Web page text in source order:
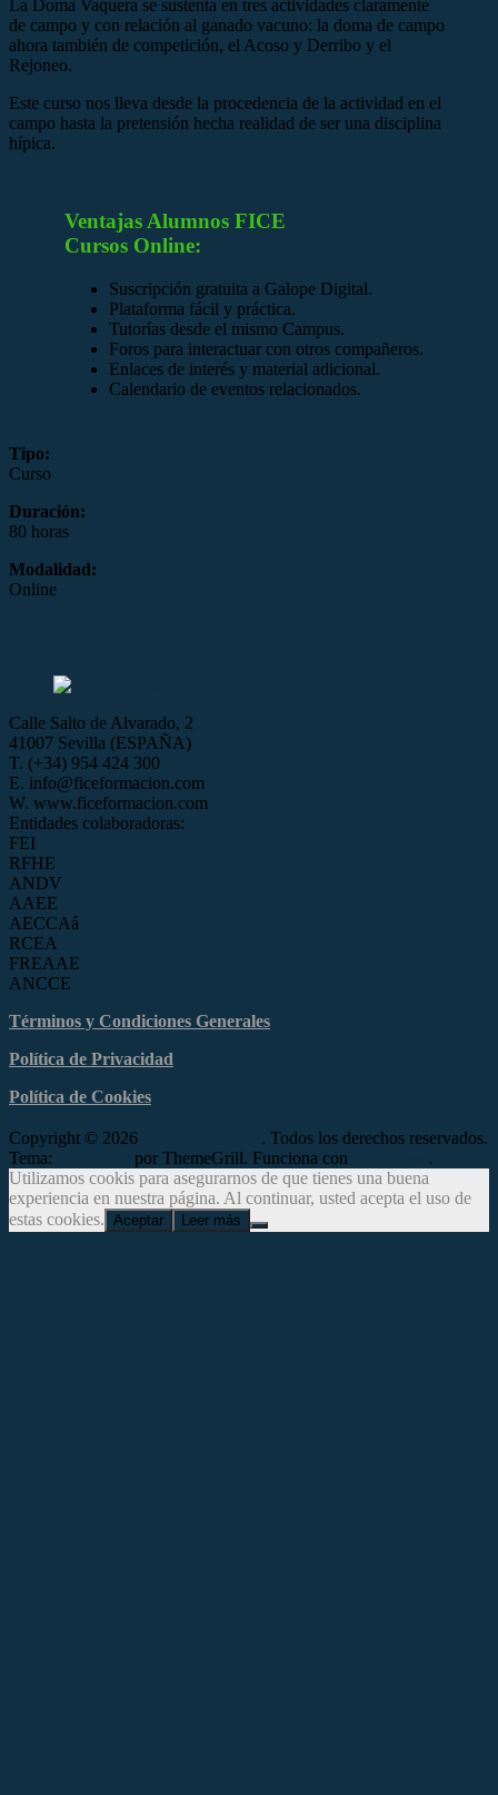
La Doma Vaquera se sustenta en tres actividades claramente
de campo y con relación al ganado vacuno: la doma de campo
ahora también de competición, el Acoso y Derribo y el
Rejoneo.
Este curso nos lleva desde la procedencia de la actividad en el
campo hasta la pretensión hecha realidad de ser una disciplina
hípica.
Ventajas Alumnos FICE
Cursos Online:
Suscripción gratuita a Galope Digital.
Plataforma fácil y práctica.
Tutorías desde el mismo Campus.
Foros para interactuar con otros compañeros.
Enlaces de interés y material adicional.
Calendario de eventos relacionados.
Tipo:
Curso
Duración:
80 horas
Modalidad:
Online
Calle Salto de Alvarado, 2
41007 Sevilla (ESPAÑA)
T. (+34) 954 424 300
E. info@ficeformacion.com
W. www.ficeformacion.com
Entidades colaboradoras:
FEI
RFHE
ANDV
AAEE
AECCAá
RCEA
FREAAE
ANCCE
Términos y Condiciones Generales
Política de Privacidad
Política de Cookies
Copyright © 2026
. Todos los derechos reservados.
Tema:
por ThemeGrill. Funciona con
.
Utilizamos cookis para asegurarnos de que tienes una buena
experiencia en nuestra página. Al continuar, usted acepta el uso de
estas cookies. Aceptar Leer más